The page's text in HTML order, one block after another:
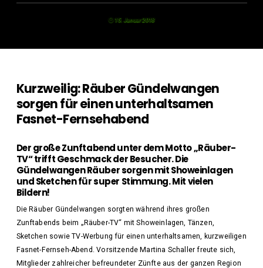
15. Januar 2018
Kurzweilig: Räuber Gündelwangen
sorgen für einen unterhaltsamen
Fasnet-Fernsehabend
Der große Zunftabend unter dem Motto „Räuber-
TV“ trifft Geschmack der Besucher. Die
Gündelwangen Räuber sorgen mit Showeinlagen
und Sketchen für super Stimmung. Mit vielen
Bildern!
Die Räuber Gündelwangen sorgten während ihres großen
Zunftabends beim „Räuber-TV“ mit Showeinlagen, Tänzen,
Sketchen sowie TV-Werbung für einen unterhaltsamen, kurzweiligen
Fasnet-Fernseh-Abend. Vorsitzende Martina Schaller freute sich,
Mitglieder zahlreicher befreundeter Zünfte aus der ganzen Region